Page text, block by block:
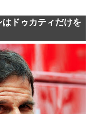
ドゥカティだけを